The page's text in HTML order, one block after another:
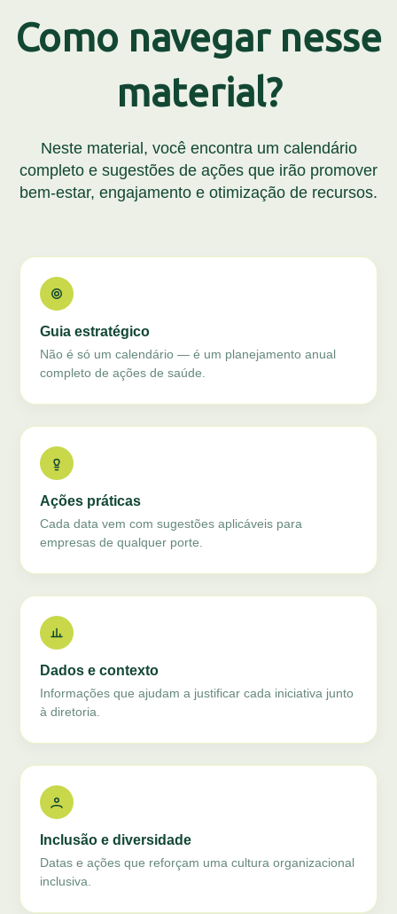
Como navegar nesse
material?
Neste material, você encontra um calendário
completo e sugestões de ações que irão promover
bem-estar, engajamento e otimização de recursos.
Guia estratégico
Não é só um calendário — é um planejamento anual
completo de ações de saúde.
Ações práticas
Cada data vem com sugestões aplicáveis para
empresas de qualquer porte.
Dados e contexto
Informações que ajudam a justificar cada iniciativa junto
à diretoria.
Inclusão e diversidade
Datas e ações que reforçam uma cultura organizacional
inclusiva.